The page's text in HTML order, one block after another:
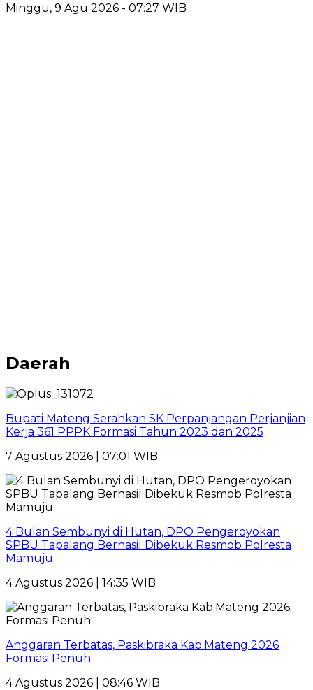
Minggu, 9 Agu 2026 - 07:27 WIB
Daerah
Bupati Mateng Serahkan SK Perpanjangan Perjanjian
Kerja 361 PPPK Formasi Tahun 2023 dan 2025
7 Agustus 2026 | 07:01 WIB
4 Bulan Sembunyi di Hutan, DPO Pengeroyokan
SPBU Tapalang Berhasil Dibekuk Resmob Polresta
Mamuju
4 Agustus 2026 | 14:35 WIB
Anggaran Terbatas, Paskibraka Kab.Mateng 2026
Formasi Penuh
4 Agustus 2026 | 08:46 WIB